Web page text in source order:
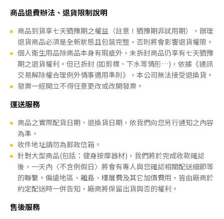
商品退費辦法、退貨限制說明
商品到貨享七天猶豫期之權益（註意！猶豫期非試用期），辦理
退貨商品必須是全新狀態且包裝完整，否則將會影響退貨權限。
個人衛生用品除商品本身有瑕疵外，未拆封商品仍享有七天猶豫
期之退貨權利。但已拆封 (如剪標、下水等情形…)，依據《通訊
交易解除權合理例外情事適用準則》，本公司無法接受退換貨。
發票一經開立不得任意更改或改開發票。
運送服務
商品之實際配貨日期、退換貨日期，依我們向您另行通知之內容
為準。
收件地址請勿為郵政信箱。
針對大型商品(包括：健身按摩器材)，我們將於完成收款確認
後，一天內〈不含例假日〉將會有專人與您確認相關配送細節等
的聯繫。偏遠地區、離島、樓層費及其它加價費用，皆由廠商於
約定配送時一併告知，廠商將保留出貨與否的權利。
售後服務